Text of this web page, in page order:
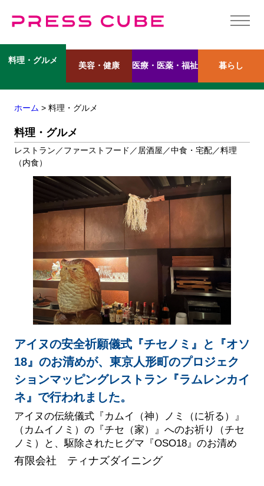
料理・グルメ
美容・健康 医療・医薬・福祉 暮らし
ホーム > 料理・グルメ
料理・グルメ
レストラン／ファーストフード／居酒屋／中食・宅配／料理
（内食）
アイヌの安全祈願儀式『チセノミ』と『オソ
18』のお清めが、東京人形町のプロジェク
ションマッピングレストラン『ラムレンカイ
ネ』で行われました。
アイヌの伝統儀式『カムイ（神）ノミ（に祈る）』
（カムイノミ）の『チセ（家）』へのお祈り（チセ
ノミ）と、駆除されたヒグマ『OSO18』のお清め
有限会社 ティナズダイニング